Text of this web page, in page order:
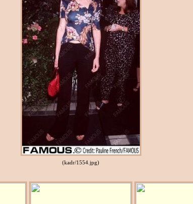
(kadr/1554.jpg)